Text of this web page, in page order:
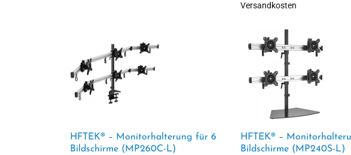
Versandkosten
HFTEK® – Monitorhalterung für 6
Bildschirme (MP260C-L)
HFTEK® –
Bildschirme (MP240S-L)